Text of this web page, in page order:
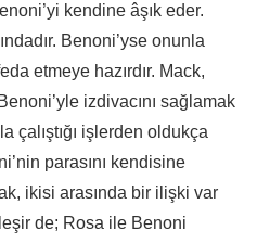
kendine âşık eder.
Benoni’yse onunla
etmeye hazırdır. Mack,
izdivacını sağlamak
çalıştığı işlerden oldukça
parasını kendisine
ikisi arasında bir ilişki var
de; Rosa ile Benoni